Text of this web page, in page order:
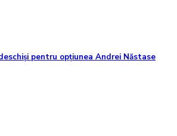
pentru opțiunea Andrei Năstase